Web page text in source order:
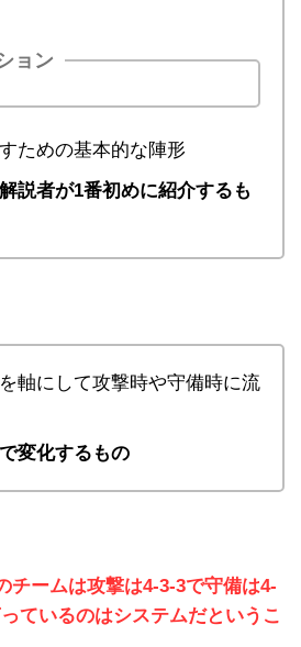
ョン
ための基本的な陣形
説者が1番初めに紹介するも
軸にして攻撃時や守備時に流
変化するもの
チームは攻撃は4-3-3で守備は4-
ているのはシステムだというこ